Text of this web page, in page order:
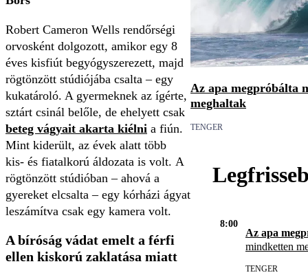
Robert Cameron Wells rendőrségi
orvosként dolgozott, amikor egy 8
éves kisfiút begyógyszerezett, majd
rögtönzött stúdiójába csalta – egy
kukatároló. A gyermeknek az ígérte,
sztárt csinál belőle, de ehelyett csak
beteg vágyait akarta kiélni a fiún.
Mint kiderült, az évek alatt több
kis- és fiatalkorú áldozata is volt. A
rögtönzött stúdióban – ahová a
gyereket elcsalta – egy kórházi ágyat
leszámítva csak egy kamera volt.
A bíróság vádat emelt a férfi
ellen kiskorú zaklatása miatt
Az apa megpróbálta
meghaltak
TENGER
8:00
Az apa
mindketten
TENGER